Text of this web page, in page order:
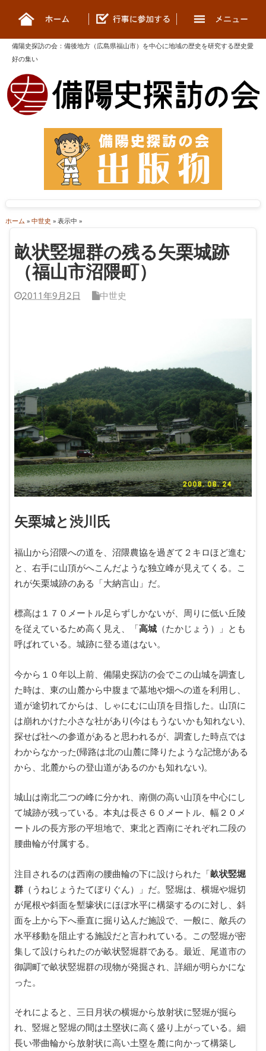
備陽史探訪の会 ： 備後地方（広島県福山市）を中心に地域の歴史を研究する歴史愛
好の集い
ホーム » 中世史 » 表示中 »
畝状竪堀群の残る矢栗城跡
（福山市沼隈町）
2011年9月2日 中世史
矢栗城と渋川氏
福山から沼隈への道を、沼隈農協を過ぎて２キロほど進む
と、右手に山頂がへこんだような独立峰が見えてくる。こ
れが矢栗城跡のある「大納言山」だ。
標高は１７０メートル足らずしかないが、周りに低い丘陵
を従えているため高く見え、「高城 （たかじょう）」とも
呼ばれている。城跡に登る道はない。
今から１０年以上前、備陽史探訪の会でこの山城を調査し
た時は、東の山麓から中腹まで墓地や畑への道を利用し、
道が途切れてからは、しゃにむに山頂を目指した。山頂に
は崩れかけた小さな社があり(今はもうないかも知れない)、
探せば社への参道があると思われるが、調査した時点では
わからなかった(帰路は北の山麓に降りたような記憶がある
から、北麓からの登山道があるのかも知れない)。
城山は南北二つの峰に分かれ、南側の高い山頂を中心にし
て城跡が残っている。本丸は長さ６０メートル、幅２０メ
ートルの長方形の平坦地で、東北と西南にそれぞれ二段の
腰曲輪が付属する。
注目されるのは西南の腰曲輪の下に設けられた「畝状竪堀
群 （うねじょうたてぼりぐん）」だ。竪堀は、横堀や堀切
が尾根や斜面を塹壕状にほぼ水平に構築するのに対し、斜
面を上から下へ垂直に掘り込んだ施設で、一般に、敵兵の
水平移動を阻止する施設だと言われている。この竪堀が密
集して設けられたのが畝状竪堀群である。最近、尾道市の
御調町で畝状竪堀群の現物が発掘され、詳細が明らかにな
った。
それによると、三日月状の横堀から放射状に竪堀が掘ら
れ、竪堀と竪堀の間は土塁状に高く盛り上がっている。細
長い帯曲輪から放射状に高い土塁を麓に向かって構築し